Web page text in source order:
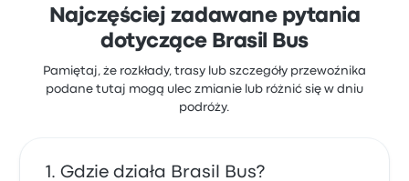
Najczęściej zadawane pytania
dotyczące Brasil Bus
Pamiętaj, że rozkłady, trasy lub szczegóły przewoźnika
podane tutaj mogą ulec zmianie lub różnić się w dniu
podróży.
Gdzie działa Brasil Bus?